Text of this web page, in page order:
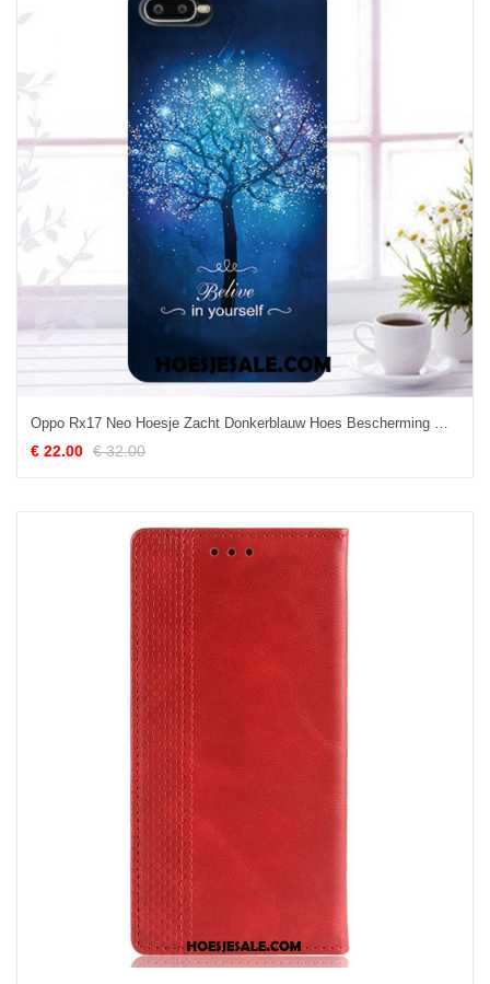
Oppo Rx17 Neo Hoesje Zacht Donkerblauw Hoes Bescherming Mobiele Telefoon Kopen
€ 22.00 € 32.00